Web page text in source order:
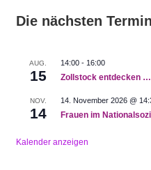
Die nächsten
AUG.
15
14:00- 16:00
Zollstock entdecken …
NOV.
14
14. November 2026 @
Frauen im
Kalender anzeigen